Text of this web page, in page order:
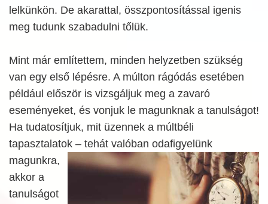
lelkünkön. De akarattal, összpontosítással igenis
meg tudunk szabadulni tőlük.
Mint már említettem, minden helyzetben szükség
van egy első lépésre. A múlton rágódás esetében
például először is vizsgáljuk meg a zavaró
eseményeket, és vonjuk le magunknak a tanulságot!
Ha tudatosítjuk, mit üzennek a múltbéli
tapasztalatok – tehát valóban odafigyelünk
magunkra,
akkor a
tanulságot